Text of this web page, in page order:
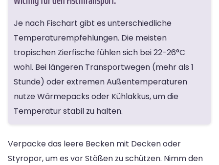
Je nach Fischart gibt es unterschiedliche
Temperaturempfehlungen. Die meisten
tropischen Zierfische fühlen sich bei 22-26°C
wohl. Bei längeren Transportwegen (mehr als 1
Stunde) oder extremen Außentemperaturen
nutze Wärmepacks oder Kühlakkus, um die
Temperatur stabil zu halten.
Verpacke das leere Becken mit Decken oder
Styropor, um es vor Stößen zu schützen. Nimm den